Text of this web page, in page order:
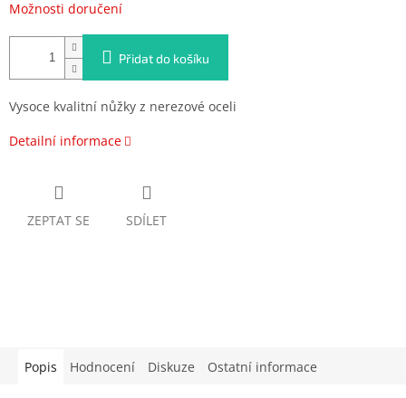
Možnosti doručení
Přidat do košíku
Vysoce kvalitní nůžky z nerezové oceli
Detailní informace
ZEPTAT SE SDÍLET
Popis Hodnocení Diskuze Ostatní informace